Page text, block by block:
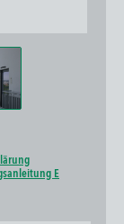
E